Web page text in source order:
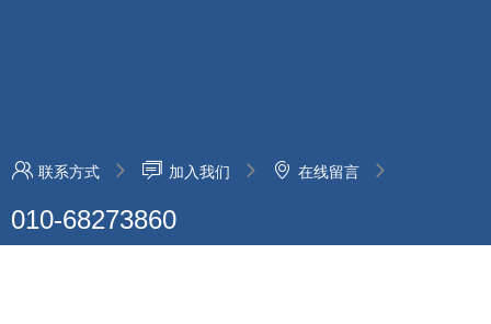
联系方式 加入我们 在线留言
010-68273860